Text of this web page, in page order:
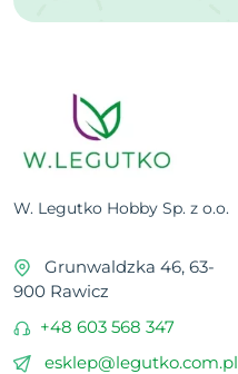
W. Legutko Hobby Sp. z o.o.
Grunwaldzka 46, 63-
900 Rawicz
+48 603 568 347
esklep@legutko.com.pl